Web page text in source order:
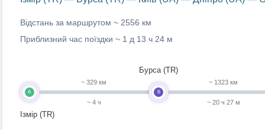
Відстань за маршрутом ~ 2556 км
Приблизний час поїздки ~ 1 д 13 ч 24 м
A
Ізмір (TR)
~ 329 км
~ 4 ч
B
Бурса (TR)
~ 1323 км
~ 20 ч 27 м